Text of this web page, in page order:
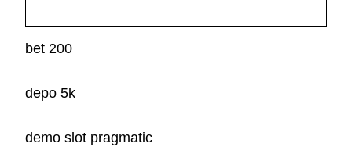
bet 200
depo 5k
demo slot pragmatic